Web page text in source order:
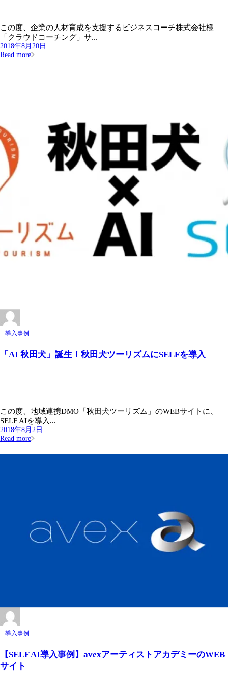
この度、企業の人材育成を支援するビジネスコーチ株式会社様
「クラウドコーチング」サ...
2018年8月20日
Read more
導入事例
「AI 秋田犬」誕生！秋田犬ツーリズムにSELFを導入
この度、地域連携DMO「秋田犬ツーリズム」のWEBサイトに、
SELF AIを導入...
2018年8月2日
Read more
導入事例
【SELF AI導入事例】avexアーティストアカデミーのWEB
サイト